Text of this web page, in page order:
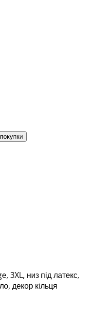
3XL, низ під латекс,
декор кільця